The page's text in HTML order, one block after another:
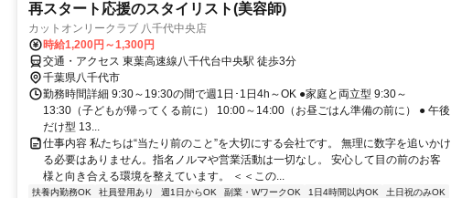
再スタート応援のスタイリスト(美容師)
カットオンリークラブ 八千代中央店
時給1,200円～1,300円
交通・アクセス 東葉高速線八千代台中央駅 徒歩3分
千葉県八千代市
勤務時間詳細 9:30～19:30の間で週1日･1日4h～OK ●家庭と両立型 9:30～
13:30（子どもが帰ってくる前に） 10:00～14:00（お昼ごはん準備の前に） ● 午後
だけ型 13...
仕事内容 私たちは“当たり前のこと”を大切にする会社です。 無理に数字を追いかけ
る必要はありません。指名ノルマや営業活動は一切なし。 安心して目の前のお客
様と向き合える環境を整えています。 ＜＜この...
扶養内勤務OK 社員登用あり 週1日からOK 副業・WワークOK 1日4時間以内OK
土日祝のみOK